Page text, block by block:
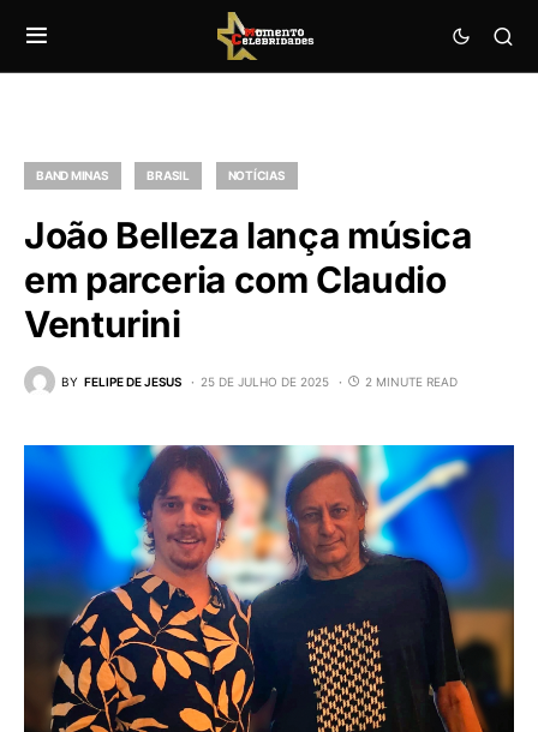
BAND MINAS BRASIL NOTÍCIAS
João Belleza lança música
em parceria com Claudio
Venturini
BY FELIPE DE JESUS 25 DE JULHO DE 2025 2 MINUTE READ